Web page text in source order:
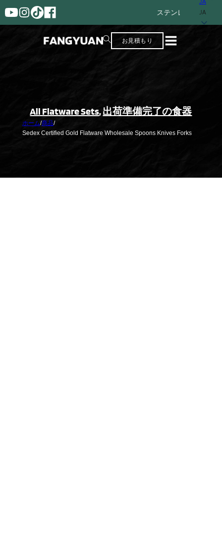
ステンレス・スチール製フラット
JA
お見積もり
All Flatware Sets,出荷準備完了の食器
ホーム/商品/
Sedex Certified Gold Flatware Wholesale Spoons Knives Forks